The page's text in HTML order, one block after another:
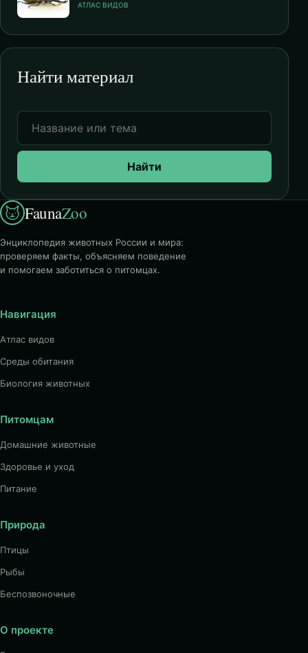
АТЛАС ВИДОВ
Найти материал
Найти
FaunaZoo
Энциклопедия животных России и мира:
проверяем факты, объясняем поведение
и помогаем заботиться о питомцах.
Навигация
Атлас видов
Среды обитания
Биология животных
Питомцам
Домашние животные
Здоровье и уход
Питание
Природа
Птицы
Рыбы
Беспозвоночные
О проекте